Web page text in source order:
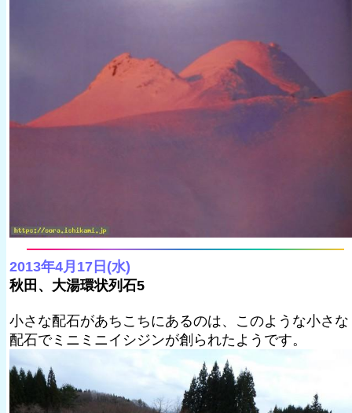
2013年4月17日(水)
秋田、大湯環状列石5
小さな配石があちこちにあるのは、このような小さな
配石でミニミニイシジンが創られたようです。